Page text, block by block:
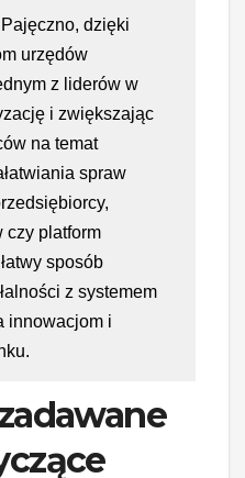
dzięki
urzędów
z liderów w
i zwiększając
na temat
spraw
czy platform
sposób
z systemem
innowacjom i